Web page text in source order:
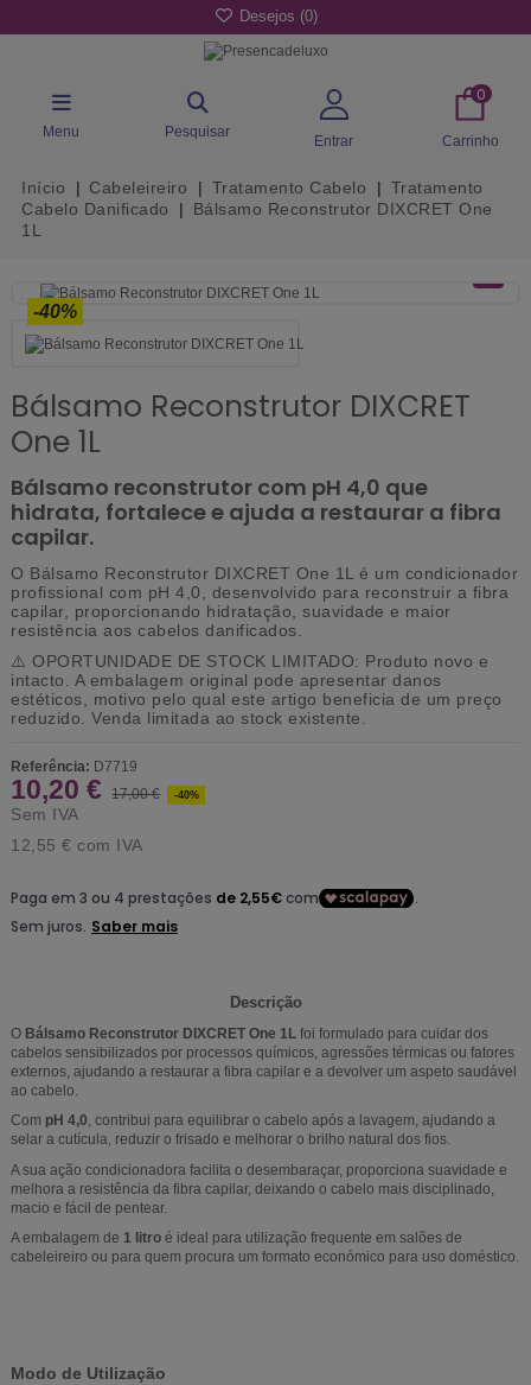
Desejos (0)
Menu Pesquisar
Entrar
0
Carrinho
Início Cabeleireiro Tratamento Cabelo
Tratamento
Cabelo Danificado
Bálsamo Reconstrutor DIXCRET One
1L
-40%
Bálsamo Reconstrutor DIXCRET
One 1L
Bálsamo reconstrutor com pH 4,0 que
hidrata, fortalece e ajuda a restaurar a fibra
capilar.
O Bálsamo Reconstrutor DIXCRET One 1L é um condicionador
profissional com pH 4,0, desenvolvido para reconstruir a fibra
capilar, proporcionando hidratação, suavidade e maior
resistência aos cabelos danificados.
⚠️ OPORTUNIDADE DE STOCK LIMITADO: Produto novo e
intacto. A embalagem original pode apresentar danos
estéticos, motivo pelo qual este artigo beneficia de um preço
reduzido. Venda limitada ao stock existente.
Referência: D7719
10,20 € 17,00 € -40%
Sem IVA
12,55 € com IVA
Descrição
O Bálsamo Reconstrutor DIXCRET One 1L foi formulado para cuidar dos
cabelos sensibilizados por processos químicos, agressões térmicas ou fatores
externos, ajudando a restaurar a fibra capilar e a devolver um aspeto saudável
ao cabelo.
Com pH 4,0, contribui para equilibrar o cabelo após a lavagem, ajudando a
selar a cutícula, reduzir o frisado e melhorar o brilho natural dos fios.
A sua ação condicionadora facilita o desembaraçar, proporciona suavidade e
melhora a resistência da fibra capilar, deixando o cabelo mais disciplinado,
macio e fácil de pentear.
A embalagem de 1 litro é ideal para utilização frequente em salões de
cabeleireiro ou para quem procura um formato económico para uso doméstico.
Modo de Utilização